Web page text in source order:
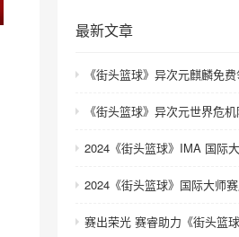
最新文章
《街头篮球》异次元世界危
赛出荣光 赛睿助力《街头篮